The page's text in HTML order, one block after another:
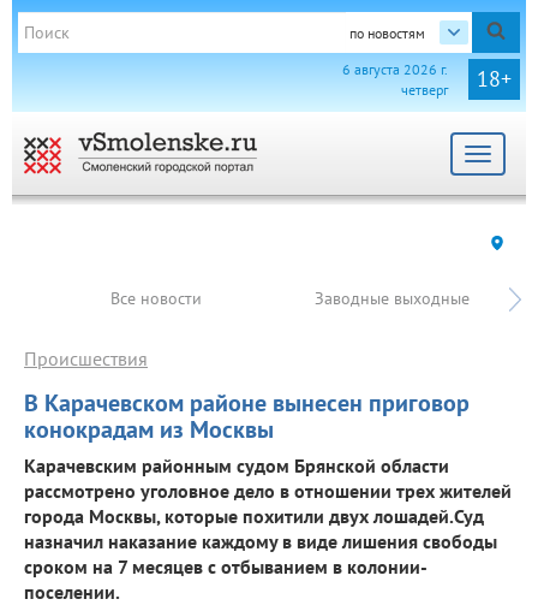
по новостям
18+
6 августа 2026 г.
четверг
Toggle
Все новости Заводные выходные
В Карачевском районе вынесен приговор
конокрадам из Москвы
Происшествия
Карачевским районным судом Брянской области
рассмотрено уголовное дело в отношении трех жителей
города Москвы, которые похитили двух лошадей.Суд
назначил наказание каждому в виде лишения свободы
сроком на 7 месяцев с отбыванием в колонии-
поселении.